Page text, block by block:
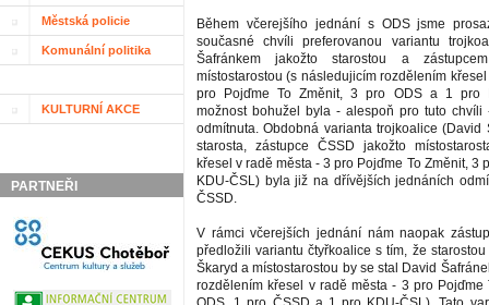
Městská policie
Komunální politika
KULTURNÍ AKCE
PARTNEŘI
Během včerejšího jednání s ODS jsme
současné chvíli preferovanou variantu
Šafránkem jakožto starostou a
místostarostou (s následujicím rozdělením
pro Pojďme To Změnit, 3 pro ODS a 1 pro
možnost bohužel byla - alespoň pro tuto chvíli
odmítnuta. Obdobná varianta trojkoalice (David
starosta, zástupce ČSSD jakožto
křesel v radě města - 3 pro Pojďme To Změnit, 3
KDU-ČSL) byla již na dřívějších jednáních
ČSSD.
V rámci včerejších jednání nám naopak
předložili variantu čtyřkoalice s tím, že starostou
Škaryd a místostarostou by se stal David
rozdělením křesel v radě města - 3 pro Pojďme